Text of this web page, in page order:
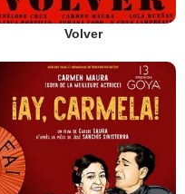
Volver